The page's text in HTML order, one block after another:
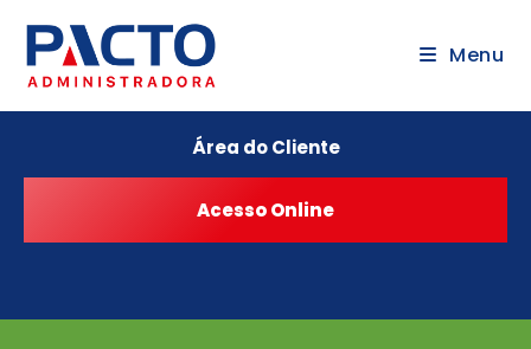
Menu
Área do Cliente